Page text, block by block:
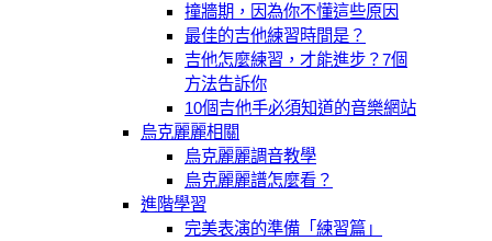
撞牆期，因為你不懂這些原因
最佳的吉他練習時間是？
吉他怎麼練習，才能進步？7個
方法告訴你
10個吉他手必須知道的音樂網站
烏克麗麗相關
烏克麗麗調音教學
烏克麗麗譜怎麼看？
進階學習
完美表演的準備「練習篇」